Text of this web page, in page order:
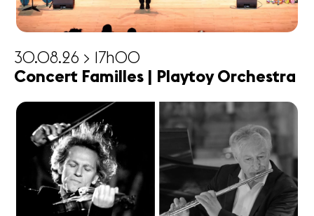
30.08.26 > 17h00
Concert Familles | Playtoy Orchestra